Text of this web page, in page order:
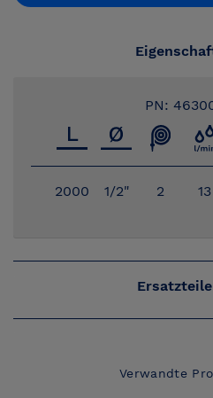
PN:
2000 1/2" 2 13
Ersatzteile
Verwandte